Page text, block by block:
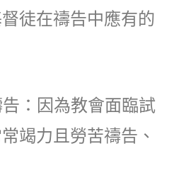
徒在禱告中應有的
：因為教會面臨試
竭力且勞苦禱告、